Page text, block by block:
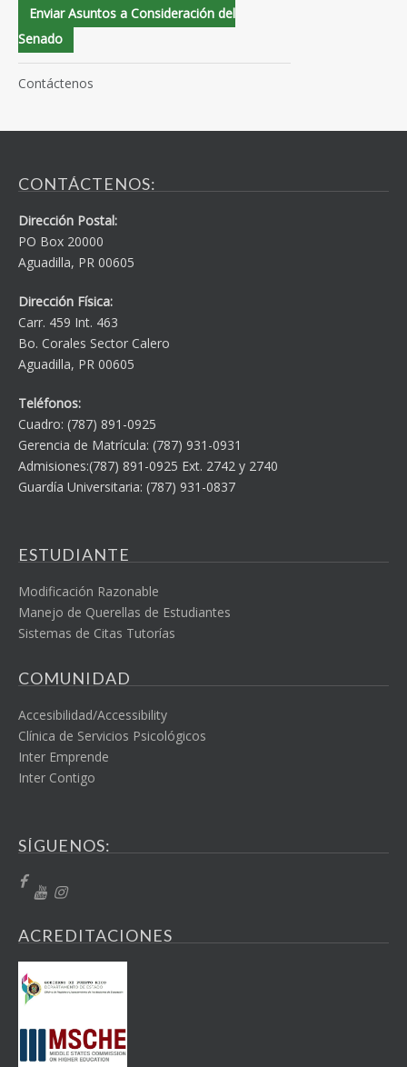
Enviar Asuntos a Consideración del
Senado
Contáctenos
CONTÁCTENOS:
Dirección Postal:
PO Box 20000
Aguadilla, PR 00605
Dirección Física:
Carr. 459 Int. 463
Bo. Corales Sector Calero
Aguadilla, PR 00605
Teléfonos:
Cuadro: (787) 891-0925
Gerencia de Matrícula: (787) 931-0931
Admisiones:(787) 891-0925 Ext. 2742 y 2740
Guardía Universitaria: (787) 931-0837
ESTUDIANTE
Modificación Razonable
Manejo de Querellas de Estudiantes
Sistemas de Citas Tutorías
COMUNIDAD
Accesibilidad/Accessibility
Clínica de Servicios Psicológicos
Inter Emprende
Inter Contigo
SÍGUENOS:
ACREDITACIONES